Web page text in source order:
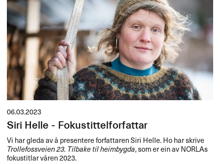
06.03.2023
Siri Helle - Fokustittelforfattar
Vi har gleda av å presentere forfattaren Siri Helle. Ho har skrive
Trollefossveien 23. Tilbake til heimbygda, som er ein av NORLAs
fokustitlar våren 2023.